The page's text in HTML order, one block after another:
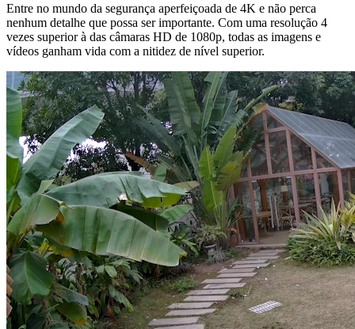
Entre no mundo da segurança aperfeiçoada de 4K e não perca
nenhum detalhe que possa ser importante. Com uma resolução 4
vezes superior à das câmaras HD de 1080p, todas as imagens e
vídeos ganham vida com a nitidez de nível superior.